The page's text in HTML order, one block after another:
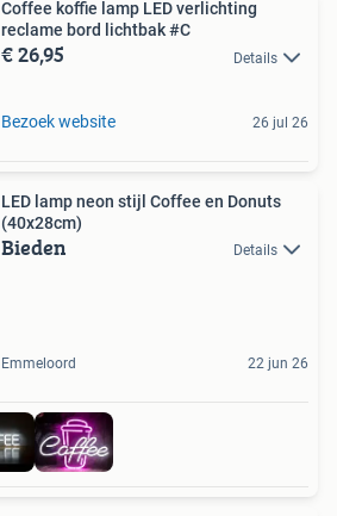
Coffee koffie lamp LED verlichting
reclame bord lichtbak #C
€ 26,95 Details
Bezoek website 26 jul 26
LED lamp neon stijl Coffee en Donuts
(40x28cm)
Bieden Details
Emmeloord 22 jun 26